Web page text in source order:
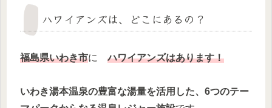
ハワイアンズは、どこにあるの？
福島県いわき市にハワイアンズはあります！
いわき湯本温泉の豊富な湯量を活用した、6つのテー